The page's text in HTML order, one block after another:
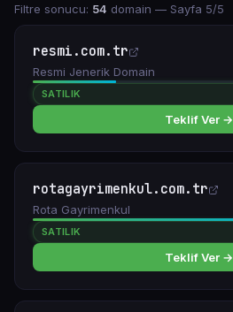
Filtre sonucu: 54 domain — Sayfa 5/5
resmi.com.tr
Resmi Jenerik Domain
SATILIK
Teklif Ver →
rotagayrimenkul.com.tr
Rota Gayrimenkul
SATILIK
Teklif Ver →